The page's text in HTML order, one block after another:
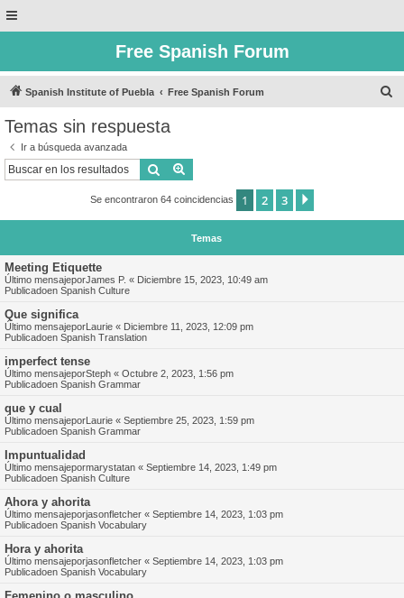
Free Spanish Forum
Spanish Institute of Puebla Free Spanish Forum
Temas sin respuesta
Ir a búsqueda avanzada
Buscar
Se encontraron 64 coincidencias 1 2 3
Temas
Meeting Etiquette
Último mensajeporJames P. « Diciembre 15, 2023, 10:49 am
Publicadoen Spanish Culture
Que significa
Último mensajeporLaurie « Diciembre 11, 2023, 12:09 pm
Publicadoen Spanish Translation
imperfect tense
Último mensajeporSteph « Octubre 2, 2023, 1:56 pm
Publicadoen Spanish Grammar
que y cual
Último mensajeporLaurie « Septiembre 25, 2023, 1:59 pm
Publicadoen Spanish Grammar
Impuntualidad
Último mensajepormarystatan « Septiembre 14, 2023, 1:49 pm
Publicadoen Spanish Culture
Ahora y ahorita
Último mensajeporjasonfletcher « Septiembre 14, 2023, 1:03 pm
Publicadoen Spanish Vocabulary
Hora y ahorita
Último mensajeporjasonfletcher « Septiembre 14, 2023, 1:03 pm
Publicadoen Spanish Vocabulary
Femenino o masculino